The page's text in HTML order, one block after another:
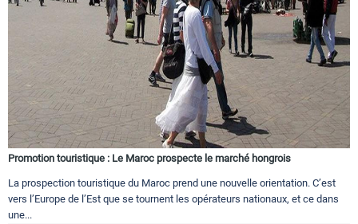
Promotion touristique : Le Maroc prospecte le marché hongrois
La prospection touristique du Maroc prend une nouvelle orientation. C’est
vers l’Europe de l’Est que se tournent les opérateurs nationaux, et ce dans
une...